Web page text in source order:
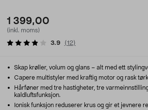
1 399,00
(inkl. moms)
3.9 (12)
Skap krøller, volum og glans – alt med ett
Capere multistyler med kraftig motor og rask
Hårføner med tre hastigheter, tre
kaldluftsfunksjon.
Ionisk funksjon reduserer krus og gir et jevnere